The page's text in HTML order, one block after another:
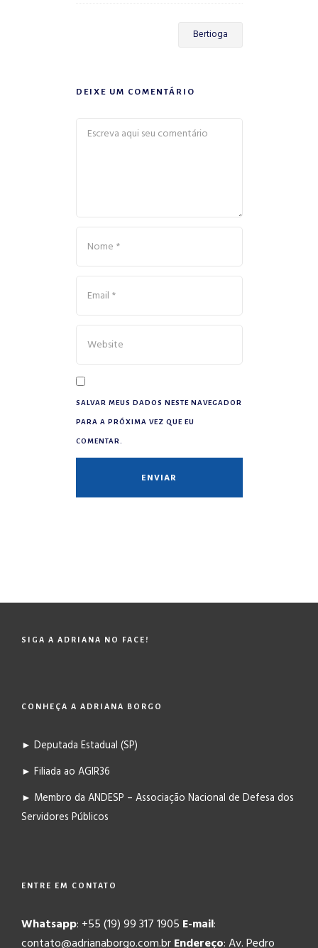
Bertioga
DEIXE UM COMENTÁRIO
SALVAR MEUS DADOS NESTE NAVEGADOR
PARA A PRÓXIMA VEZ QUE EU
COMENTAR.
SIGA A ADRIANA NO FACE!
CONHEÇA A ADRIANA BORGO
► Deputada Estadual (SP)
► Filiada ao AGIR36
► Membro da ANDESP – Associação Nacional de Defesa dos
Servidores Públicos
ENTRE EM CONTATO
Whatsapp: +55 (19) 99 317 1905 E-mail:
contato@adrianaborgo.com.brEndereço: Av. Pedro